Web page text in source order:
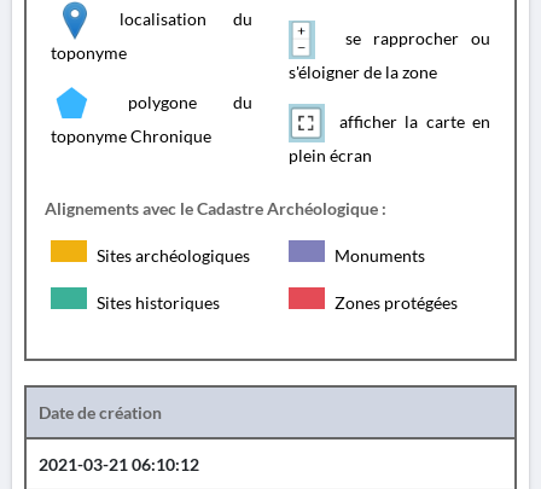
localisation du
toponyme
polygone du
toponyme Chronique
se rapprocher ou
s'éloigner de la zone
afficher la carte en
plein écran
Alignements avec le Cadastre Archéologique :
Sites archéologiques Monuments
Sites historiques Zones protégées
Date de création
2021-03-21 06:10:12